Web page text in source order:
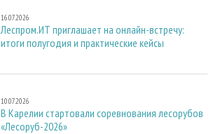
16.07.2026
Леспром.ИТ приглашает на онлайн-встречу:
итоги полугодия и практические кейсы
10.07.2026
В Карелии стартовали соревнования лесорубов
«Лесоруб-2026»